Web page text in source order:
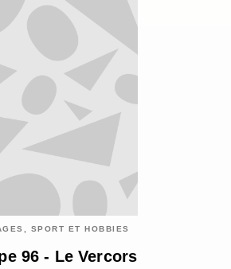
SPORT ET HOBBIES
96 - Le Vercors